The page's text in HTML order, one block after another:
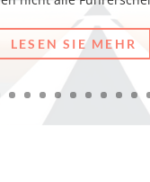
LESEN SIE MEHR